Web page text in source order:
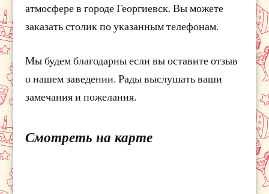
атмосфере в городе Георгиевск. Вы можете
заказать столик по указанным телефонам.
Мы будем благодарны если вы оставите отзыв
о нашем заведении. Рады выслушать ваши
замечания и пожелания.
Смотреть на карте